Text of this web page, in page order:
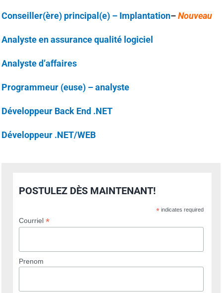
Conseiller(ère) principal(e) – Implantation–Nouveau
Analyste en assurance qualitélogiciel
Analyste d’affaires
Programmeur (euse) – analyste
Développeur Back End .NET
Développeur .NET/WEB
POSTULEZ DÈS MAINTENANT!
* indicates required
Courriel *
Prenom